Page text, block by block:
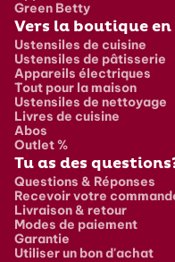
Green Betty
Vers la boutique
Ustensiles de cuisine
Ustensiles de pâtisserie
Appareils électriques
Tout pour la maison
Ustensiles de nettoyage
Livres de cuisine
Abos
Outlet %
Tu as des
Questions & Réponses
Recevoir votre
Livraison & retour
Modes de paiement
Garantie
Utiliser un bon d'achat